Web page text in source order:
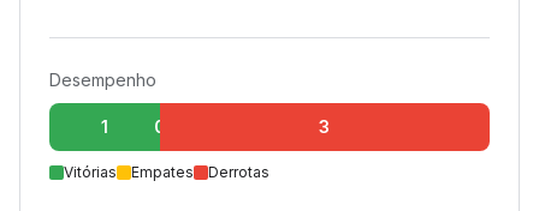
Desempenho
1 0 3
Vitórias Empates Derrotas